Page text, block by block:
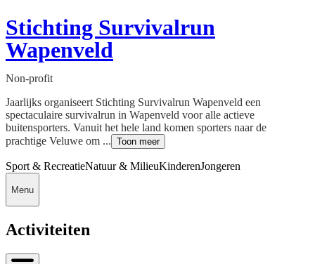
Stichting Survivalrun
Wapenveld
Non-profit
Jaarlijks organiseert Stichting Survivalrun Wapenveld een
spectaculaire survivalrun in Wapenveld voor alle actieve
buitensporters. Vanuit het hele land komen sporters naar de
prachtige Veluwe om ... Toon meer
Sport & RecreatieNatuur & MilieuKinderenJongeren
Menu
Activiteiten